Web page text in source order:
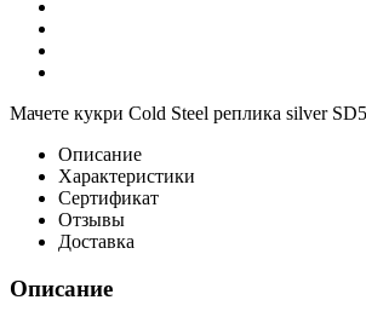
Мачете кукри Cold Steel реплика silver
Описание
Характеристики
Сертификат
Отзывы
Доставка
Описание